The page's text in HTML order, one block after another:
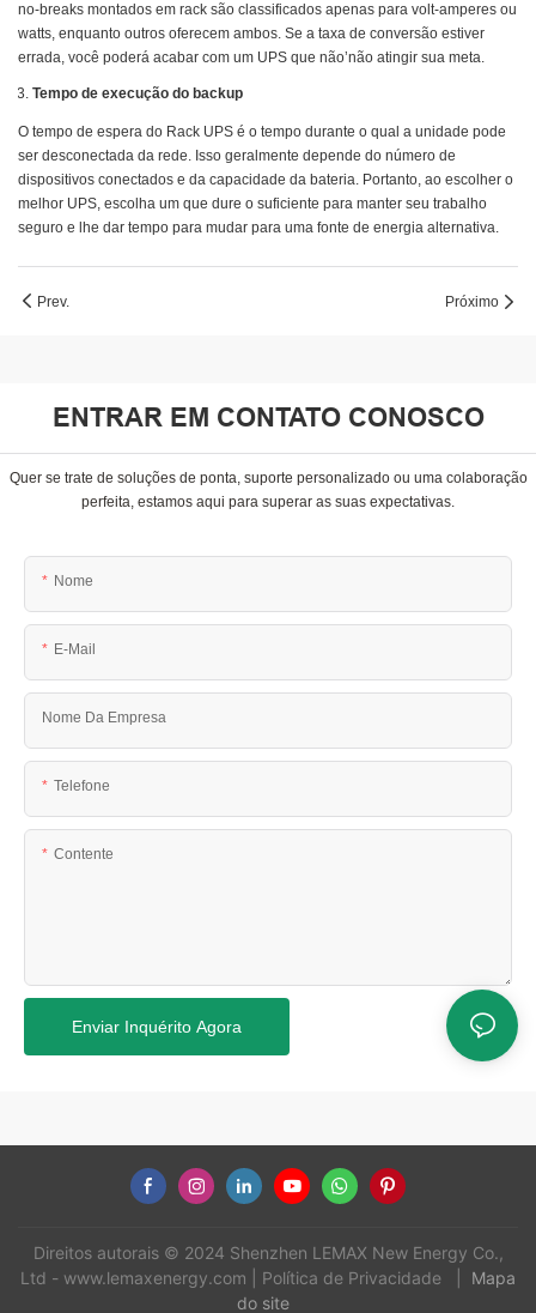
no-breaks montados em rack são classificados apenas para volt-amperes ou
watts, enquanto outros oferecem ambos. Se a taxa de conversão estiver
errada, você poderá acabar com um UPS que não’não atingir sua meta.
Tempo de execução do backup
O tempo de espera do Rack UPS é o tempo durante o qual a unidade pode
ser desconectada da rede. Isso geralmente depende do número de
dispositivos conectados e da capacidade da bateria. Portanto, ao escolher o
melhor UPS, escolha um que dure o suficiente para manter seu trabalho
seguro e lhe dar tempo para mudar para uma fonte de energia alternativa.
Prev. Próximo
ENTRAR EM CONTATO CONOSCO
Quer se trate de soluções de ponta, suporte personalizado ou uma colaboração
perfeita, estamos aqui para superar as suas expectativas.
Nome
E-Mail
Nome Da Empresa
Telefone
Contente
Enviar Inquérito Agora
Direitos autorais © 2024 Shenzhen LEMAX New Energy Co.,
Ltd - www.lemaxenergy.com Política de Privacidade
Mapa
do site